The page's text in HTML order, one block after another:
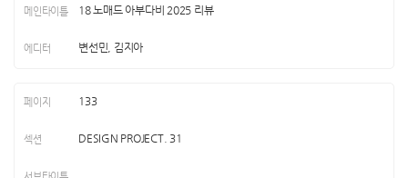
18 노매드 아부다비 2025 리뷰
변선민, 김지아
133
DESIGN PROJECT. 31